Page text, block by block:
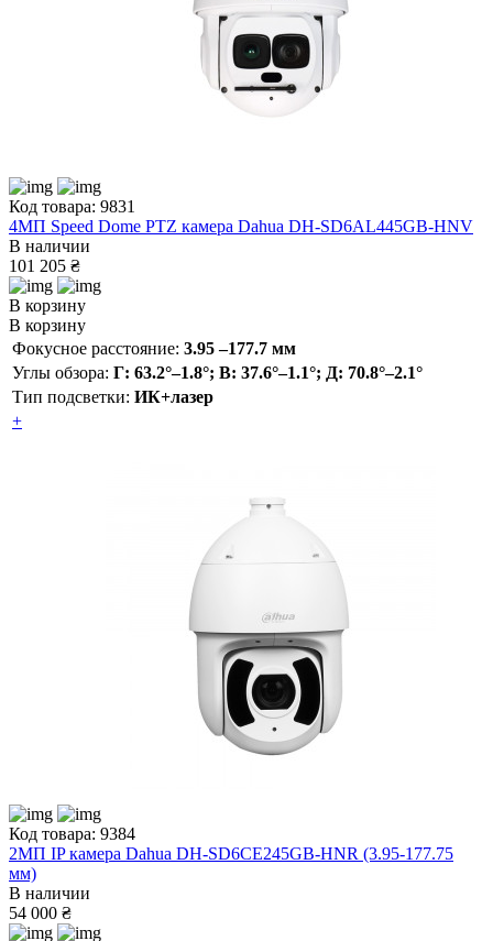
Код товара: 9831
4МП Speed Dome PTZ камера Dahua DH-SD6AL445GB-HNV
В наличии
101 205 ₴
В корзину
В корзину
Фокусное расстояние: 3.95 –177.7 мм
Углы обзора: Г: 63.2°–1.8°; В: 37.6°–1.1°; Д: 70.8°–2.1°
Тип подсветки: ИК+лазер
+
Код товара: 9384
2MП IP камера Dahua DH-SD6CE245GB-HNR (3.95-177.75
мм)
В наличии
54 000 ₴